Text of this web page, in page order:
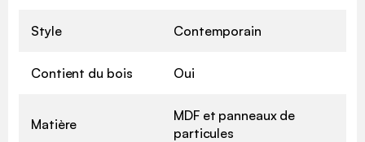
Style Contemporain
Contient du bois Oui
Matière
MDF et panneaux de
particules